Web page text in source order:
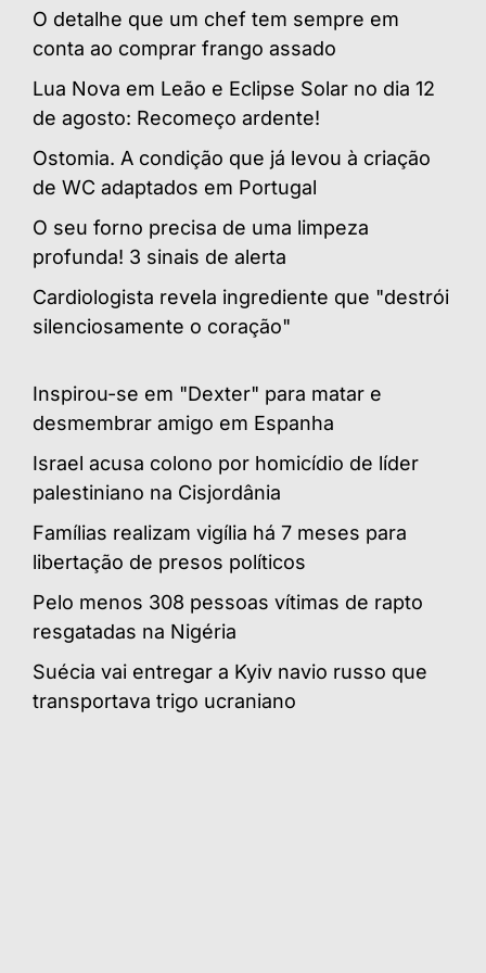
O detalhe que um chef tem sempre em
conta ao comprar frango assado
Lua Nova em Leão e Eclipse Solar no dia 12
de agosto: Recomeço ardente!
Ostomia. A condição que já levou à criação
de WC adaptados em Portugal
O seu forno precisa de uma limpeza
profunda! 3 sinais de alerta
Cardiologista revela ingrediente que "destrói
silenciosamente o coração"
Inspirou-se em "Dexter" para matar e
desmembrar amigo em Espanha
Israel acusa colono por homicídio de líder
palestiniano na Cisjordânia
Famílias realizam vigília há 7 meses para
libertação de presos políticos
Pelo menos 308 pessoas vítimas de rapto
resgatadas na Nigéria
Suécia vai entregar a Kyiv navio russo que
transportava trigo ucraniano